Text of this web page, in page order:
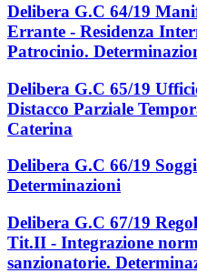
Delibera G.C 64/19
Errante - Residenza
Patrocinio.
Delibera G.C 65/19
Distacco Parziale
Caterina
Delibera G.C 66/19
Determinazioni
Delibera G.C 67/19
Tit.II - Integrazione
sanzionatorie.